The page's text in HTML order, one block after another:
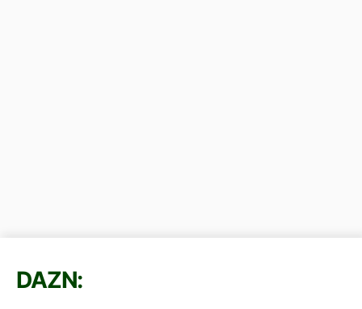
DAZN: